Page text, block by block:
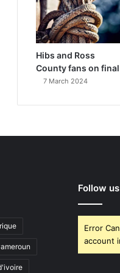
Hibs and Ross
County fans on final
7 March 2024
Follow us
Error
account